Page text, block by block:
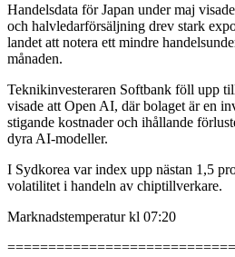
Handelsdata för Japan under maj
och halvledarförsäljning drev stark
landet att notera ett mindre
månaden.
Teknikinvesteraren Softbank föll upp
visade att Open AI, där bolaget är en
stigande kostnader och ihållande
dyra AI-modeller.
I Sydkorea var index upp nästan 1,5
volatilitet i handeln av chiptillverkare.
Marknadstemperatur kl 07:20